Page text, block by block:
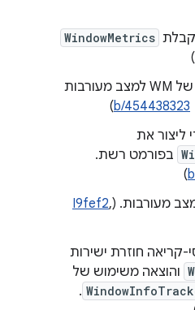
WindowMetrics
עדכון שיטות בתוספים של WM למצב מעורבות
b/
)
את
בפורמט רשת.
I9fef2 ,
חוזרת ישירות
והוצאה משימוש של
.